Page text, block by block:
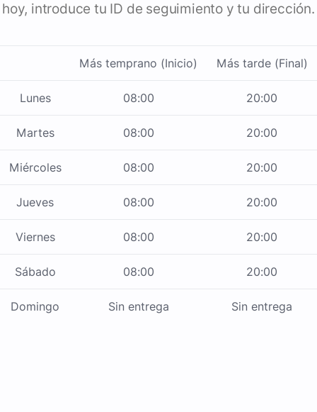
hoy, introduce tu ID de seguimiento y tu dirección.
Más temprano (Inicio) Más tarde (Final)
Lunes 08:00 20:00
Martes 08:00 20:00
Miércoles 08:00 20:00
Jueves 08:00 20:00
Viernes 08:00 20:00
Sábado 08:00 20:00
Domingo Sin entrega Sin entrega